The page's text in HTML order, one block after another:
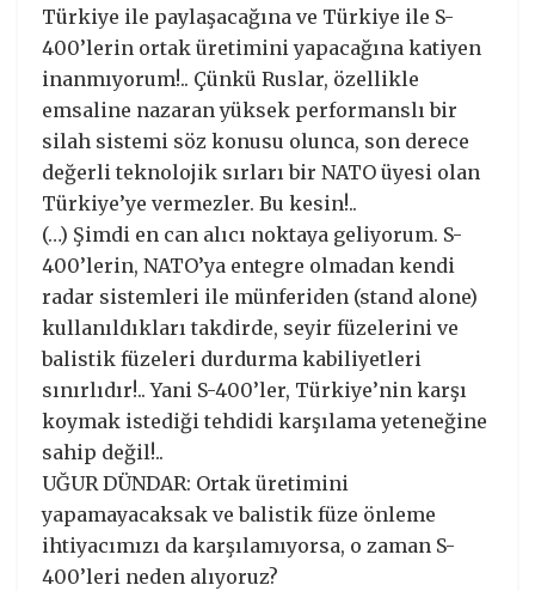
Türkiye ile paylaşacağına ve Türkiye ile S-
400’lerin ortak üretimini yapacağına katiyen
inanmıyorum!.. Çünkü Ruslar, özellikle
emsaline nazaran yüksek performanslı bir
silah sistemi söz konusu olunca, son derece
değerli teknolojik sırları bir NATO üyesi olan
Türkiye’ye vermezler. Bu kesin!..
(…) Şimdi en can alıcı noktaya geliyorum. S-
400’lerin, NATO’ya entegre olmadan kendi
radar sistemleri ile münferiden (stand alone)
kullanıldıkları takdirde, seyir füzelerini ve
balistik füzeleri durdurma kabiliyetleri
sınırlıdır!.. Yani S-400’ler, Türkiye’nin karşı
koymak istediği tehdidi karşılama yeteneğine
sahip değil!..
UĞUR DÜNDAR: Ortak üretimini
yapamayacaksak ve balistik füze önleme
ihtiyacımızı da karşılamıyorsa, o zaman S-
400’leri neden alıyoruz?